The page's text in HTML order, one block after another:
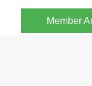
Member